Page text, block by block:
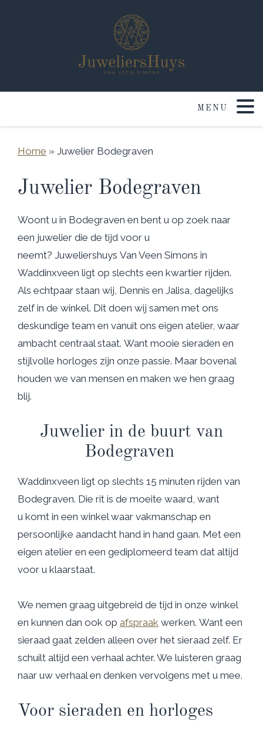
Home » Juwelier Bodegraven
Juwelier Bodegraven
Woont u in Bodegraven en bent u op zoek naar
een juwelier die de tijd voor u
neemt? Juweliershuys Van Veen Simons in
Waddinxveen ligt op slechts een kwartier rijden.
Als echtpaar staan wij, Dennis en Jalisa, dagelijks
zelf in de winkel. Dit doen wij samen met ons
deskundige team en vanuit ons eigen atelier, waar
ambacht centraal staat. Want mooie sieraden en
stijlvolle horloges zijn onze passie. Maar bovenal
houden we van mensen en maken we hen graag
blij.
Juwelier in de buurt van
Bodegraven
Waddinxveen ligt op slechts 15 minuten rijden van
Bodegraven. Die rit is de moeite waard, want
u komt in een winkel waar vakmanschap en
persoonlijke aandacht hand in hand gaan. Met een
eigen atelier en een gediplomeerd team dat altijd
voor u klaarstaat.
We nemen graag uitgebreid de tijd in onze winkel
en kunnen dan ook op afspraak werken. Want een
sieraad gaat zelden alleen over het sieraad zelf. Er
schuilt altijd een verhaal achter. We luisteren graag
naar uw verhaal en denken vervolgens met u mee.
Voor sieraden en horloges